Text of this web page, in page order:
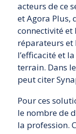
acteurs de ce
et Agora Plus,
connectivité
réparateurs
l’efficacité et
terrain. Dans
peut citer
Pour ces
le nombre de
la profession.